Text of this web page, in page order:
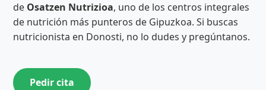
de Osatzen Nutrizioa, uno de los centros integrales
de nutrición más punteros de Gipuzkoa. Si buscas
nutricionista en Donosti, no lo dudes y pregúntanos.
Pedir cita